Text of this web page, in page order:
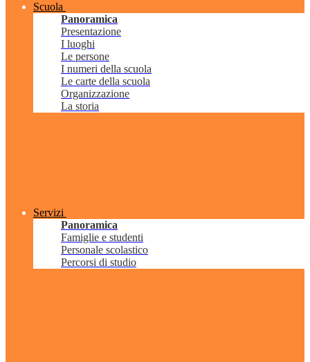
Scuola
Panoramica
Presentazione
I luoghi
Le persone
I numeri della scuola
Le carte della scuola
Organizzazione
La storia
Servizi
Panoramica
Famiglie e studenti
Personale scolastico
Percorsi di studio